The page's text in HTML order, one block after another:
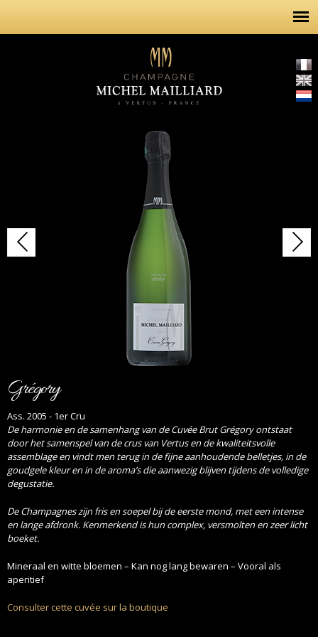
de inhoud
Grégory
Ass. 2005 - 1er Cru
De harmonie en de samenhang van de Cuvée Brut Grégory ontstaat
door het samenspel van de crus van Vertus en de kwaliteitsvolle
assemblage en vindt men terug in de fijne aanhoudende belletjes, in de
goudgele kleur en in de aroma’s die aanwezig blijven tijdens de volledige
degustatie.
De Champagnes zijn fris en soepel bij de eerste mond, met een intense
en lange afdronk. Kenmerkend is hun complex, versmolten en zeer licht
boeket.
Mineraal en witte bloemen – Kan nog lang bewaren – Vooral als
aperitief
Consulter cette cuvée sur la boutique